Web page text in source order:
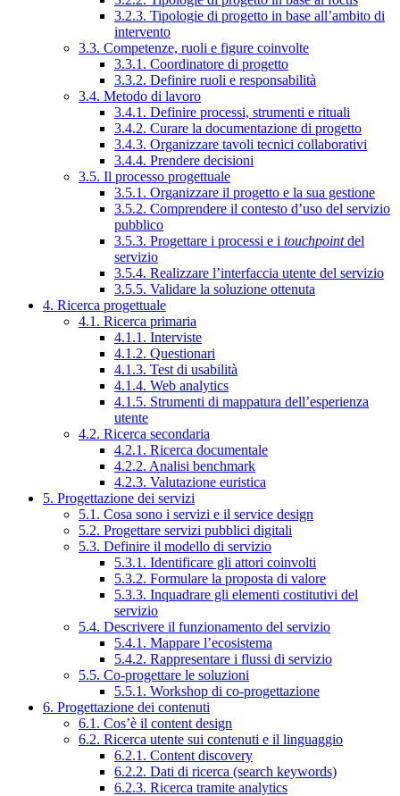
3.2.3. Tipologie di progetto in base all’ambito di
intervento
3.3. Competenze, ruoli e figure coinvolte
3.3.1. Coordinatore di progetto
3.3.2. Definire ruoli e responsabilità
3.4. Metodo di lavoro
3.4.1. Definire processi, strumenti e rituali
3.4.2. Curare la documentazione di progetto
3.4.3. Organizzare tavoli tecnici collaborativi
3.4.4. Prendere decisioni
3.5. Il processo progettuale
3.5.1. Organizzare il progetto e la sua gestione
3.5.2. Comprendere il contesto d’uso del servizio
pubblico
3.5.3. Progettare i processi e i touchpointdel
servizio
3.5.4. Realizzare l’interfaccia utente del servizio
3.5.5. Validare la soluzione ottenuta
4. Ricerca progettuale
4.1. Ricerca primaria
4.1.1. Interviste
4.1.2. Questionari
4.1.3. Test di usabilità
4.1.4. Web analytics
4.1.5. Strumenti di mappatura dell’esperienza
utente
4.2. Ricerca secondaria
4.2.1. Ricerca documentale
4.2.2. Analisi benchmark
4.2.3. Valutazione euristica
5. Progettazione dei servizi
5.1. Cosa sono i servizi e il service design
5.2. Progettare servizi pubblici digitali
5.3. Definire il modello di servizio
5.3.1. Identificare gli attori coinvolti
5.3.2. Formulare la proposta di valore
5.3.3. Inquadrare gli elementi costitutivi del
servizio
5.4. Descrivere il funzionamento del servizio
5.4.1. Mappare l’ecosistema
5.4.2. Rappresentare i flussi di servizio
5.5. Co-progettare le soluzioni
5.5.1. Workshop di co-progettazione
6. Progettazione dei contenuti
6.1. Cos’è il content design
6.2. Ricerca utente sui contenuti e il linguaggio
6.2.1. Content discovery
6.2.2. Dati di ricerca (search keywords)
6.2.3. Ricerca tramite analytics